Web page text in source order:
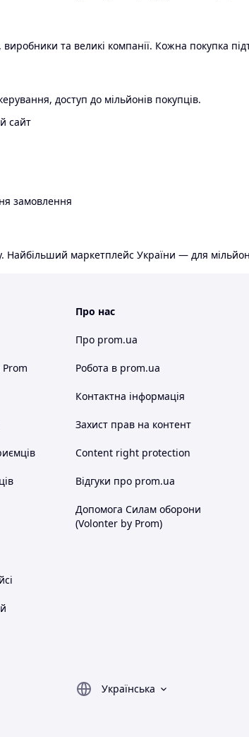
та великі компанії. Кожна покупка
доступ до мільйонів покупців.
сайт
замовлення
маркетплейс України — для
Prom
Про нас
Про prom.ua
Робота в prom.ua
Контактна інформація
Захист прав на контент
Content right protection
Відгуки про prom.ua
Допомога Силам оборони
(Volonter by Prom)
Українська